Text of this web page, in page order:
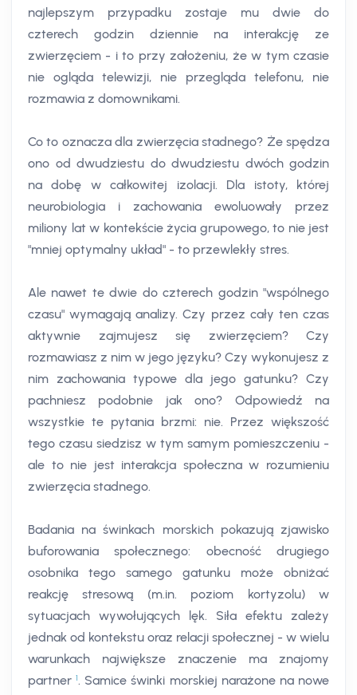
najlepszym przypadku zostaje mu dwie do
czterech godzin dziennie na interakcję ze
zwierzęciem - i to przy założeniu, że w tym czasie
nie ogląda telewizji, nie przegląda telefonu, nie
rozmawia z domownikami.
Co to oznacza dla zwierzęcia stadnego? Że spędza
ono od dwudziestu do dwudziestu dwóch godzin
na dobę w całkowitej izolacji. Dla istoty, której
neurobiologia i zachowania ewoluowały przez
miliony lat w kontekście życia grupowego, to nie jest
"mniej optymalny układ" - to przewlekły stres.
Ale nawet te dwie do czterech godzin "wspólnego
czasu" wymagają analizy. Czy przez cały ten czas
aktywnie zajmujesz się zwierzęciem? Czy
rozmawiasz z nim w jego języku? Czy wykonujesz z
nim zachowania typowe dla jego gatunku? Czy
pachniesz podobnie jak ono? Odpowiedź na
wszystkie te pytania brzmi: nie. Przez większość
tego czasu siedzisz w tym samym pomieszczeniu -
ale to nie jest interakcja społeczna w rozumieniu
zwierzęcia stadnego.
Badania na świnkach morskich pokazują zjawisko
buforowania społecznego: obecność drugiego
osobnika tego samego gatunku może obniżać
reakcję stresową (m.in. poziom kortyzolu) w
sytuacjach wywołujących lęk. Siła efektu zależy
jednak od kontekstu oraz relacji społecznej - w wielu
warunkach największe znaczenie ma znajomy
partner1. Samice świnki morskiej narażone na nowe